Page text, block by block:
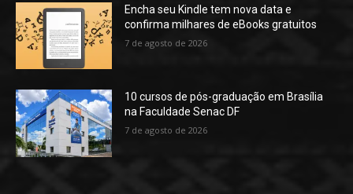
Encha seu Kindle tem nova data e
confirma milhares de eBooks gratuitos
7 de agosto de 2026
10 cursos de pós-graduação em Brasília
na Faculdade Senac DF
7 de agosto de 2026